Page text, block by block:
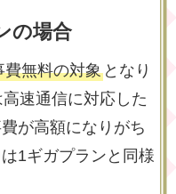
の場合
費無料の対象となり
速通信に対応した
が高額になりがち
1ギガプランと同様